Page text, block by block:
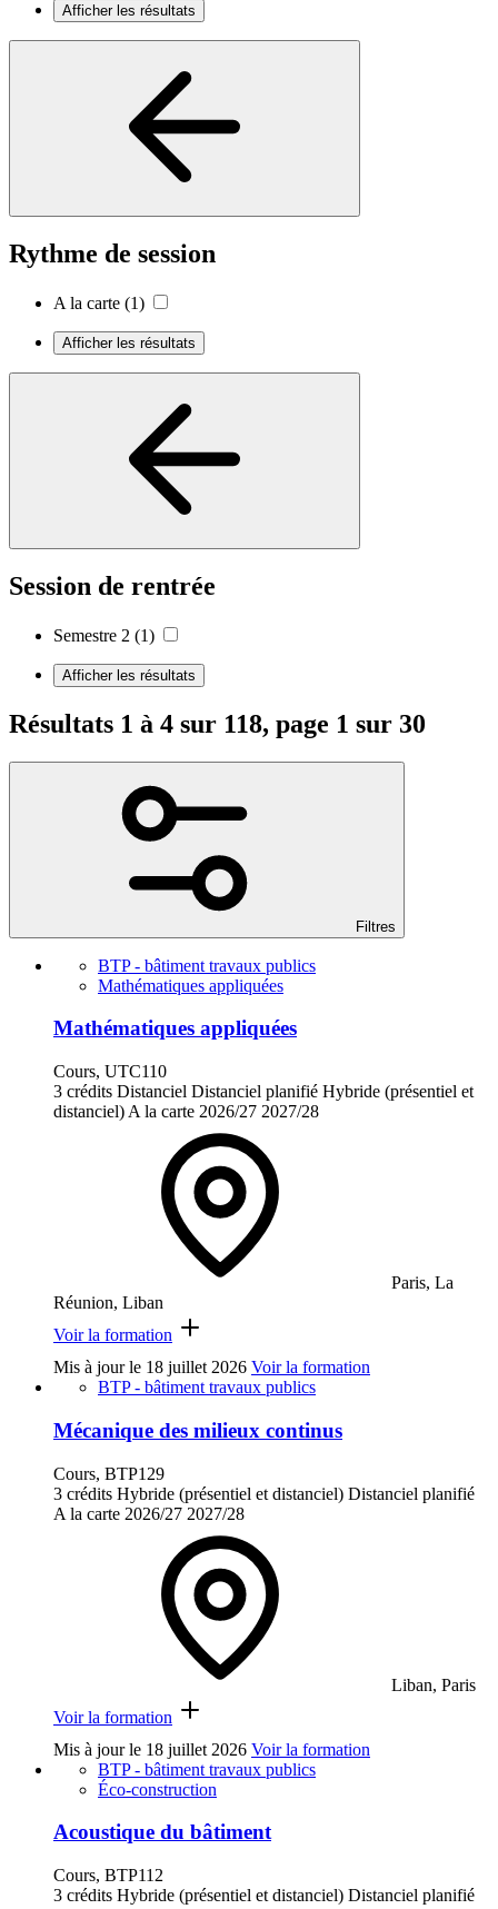
Afficher les résultats
Rythme de session
A la carte (1)
Afficher les résultats
Session de rentrée
Semestre 2 (1)
Afficher les résultats
Résultats 1 à 4 sur 118, page 1 sur 30
Filtres
BTP - bâtiment travaux publics
Mathématiques appliquées
Mathématiques appliquées
Cours, UTC110
3 crédits Distanciel Distanciel planifié Hybride (présentiel et
distanciel) A la carte 2026/27 2027/28
Paris, La
Réunion, Liban
Voir la formation
Mis à jour le 18 juillet 2026 Voir la formation
BTP - bâtiment travaux publics
Mécanique des milieux continus
Cours, BTP129
3 crédits Hybride (présentiel et distanciel) Distanciel planifié
A la carte 2026/27 2027/28
Liban, Paris
Voir la formation
Mis à jour le 18 juillet 2026 Voir la formation
BTP - bâtiment travaux publics
Éco-construction
Acoustique du bâtiment
Cours, BTP112
3 crédits Hybride (présentiel et distanciel) Distanciel planifié